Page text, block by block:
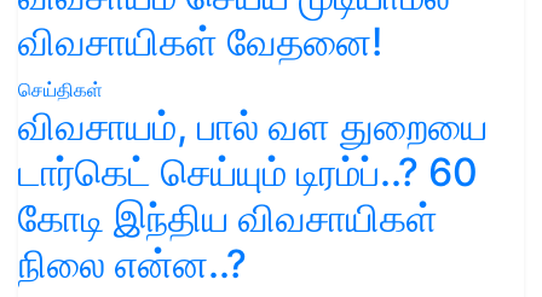
விவசாயிகள் வேதனை!
செய்திகள்
விவசாயம், பால் வள துறையை
டார்கெட் செய்யும் டிரம்ப்..? 60
கோடி இந்திய விவசாயிகள்
நிலை என்ன..?